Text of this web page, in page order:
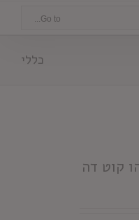
Go to...
כללי
קוט דה